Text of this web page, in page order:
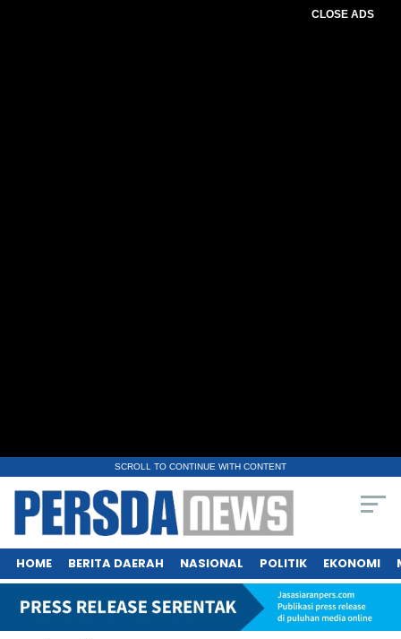
SCROLL TO CONTINUE WITH CONTENT
HOME BERITA DAERAH NASIONAL POLITIK EKONOMI